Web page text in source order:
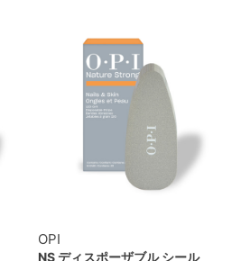
OPI
NS ディスポーザブル シール